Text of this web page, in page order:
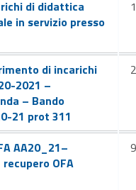
di didattica
in servizio presso
di incarichi
2021 –
– Bando
21 prot 311
AA20_21–
OFA